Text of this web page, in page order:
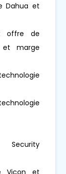
Dahua et
offre de
et marge
Security
Vicon et